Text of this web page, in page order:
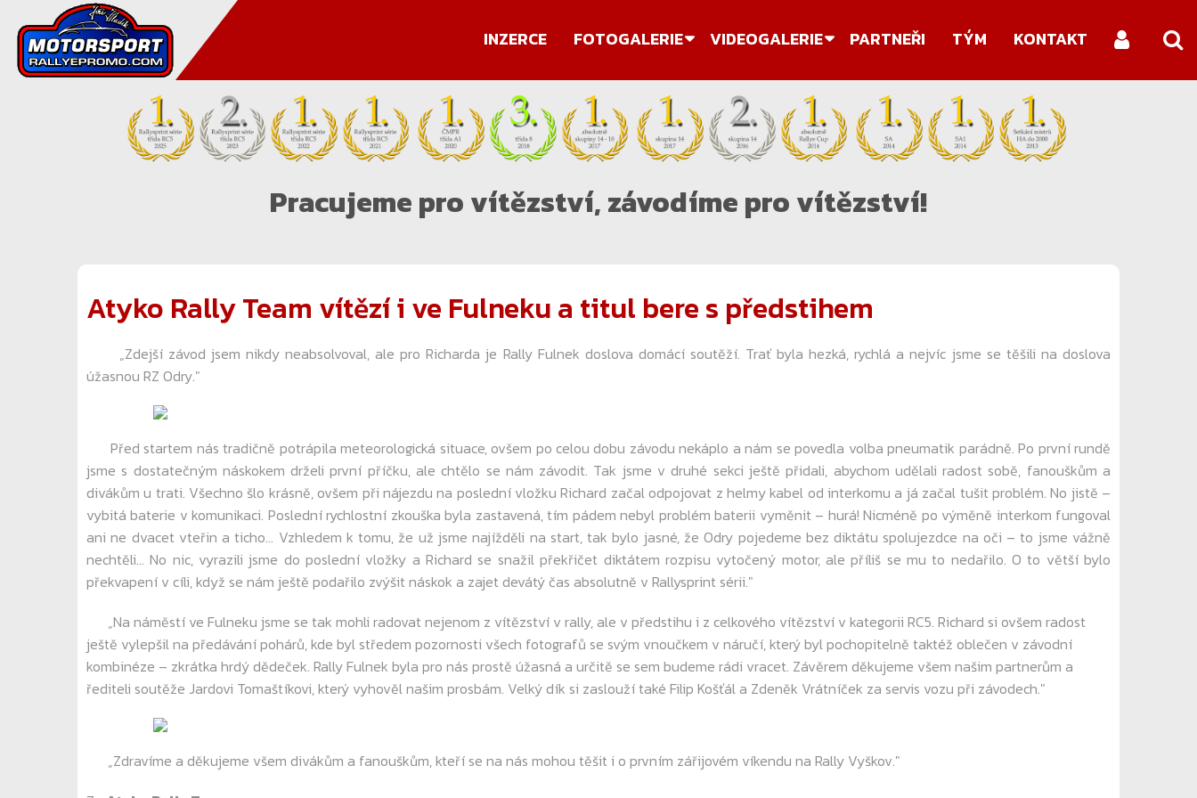
INZERCE FOTOGALERIE VIDEOGALERIE PARTNEŘI TÝM KONTAKT
Search
Pracujeme pro vítězství, závodíme pro vítězství!
Atyko Rally Team vítězí i ve Fulneku a titul bere s předstihem
„Zdejší závod jsem nikdy neabsolvoval, ale pro Richarda je Rally Fulnek doslova domácí soutěží. Trať byla hezká, rychlá a nejvíc jsme se těšili na doslova
úžasnou RZ Odry."
Před startem nás tradičně potrápila meteorologická situace, ovšem po celou dobu závodu nekáplo a nám se povedla volba pneumatik parádně. Po první rundě
jsme s dostatečným náskokem drželi první příčku, ale chtělo se nám závodit. Tak jsme v druhé sekci ještě přidali, abychom udělali radost sobě, fanouškům a
divákům u trati. Všechno šlo krásně, ovšem při nájezdu na poslední vložku Richard začal odpojovat z helmy kabel od interkomu a já začal tušit problém. No jistě –
vybitá baterie v komunikaci. Poslední rychlostní zkouška byla zastavená, tím pádem nebyl problém baterii vyměnit – hurá! Nicméně po výměně interkom fungoval
ani ne dvacet vteřin a ticho… Vzhledem k tomu, že už jsme najížděli na start, tak bylo jasné, že Odry pojedeme bez diktátu spolujezdce na oči – to jsme vážně
nechtěli… No nic, vyrazili jsme do poslední vložky a Richard se snažil překřičet diktátem rozpisu vytočený motor, ale příliš se mu to nedařilo. O to větší bylo
překvapení v cíli, když se nám ještě podařilo zvýšit náskok a zajet devátý čas absolutně v Rallysprint sérii."
„Na náměstí ve Fulneku jsme se tak mohli radovat nejenom z vítězství v rally, ale v předstihu i z celkového vítězství v kategorii RC5. Richard si ovšem radost
ještě vylepšil na předávání pohárů, kde byl středem pozornosti všech fotografů se svým vnoučkem v náručí, který byl pochopitelně taktéž oblečen v závodní
kombinéze – zkrátka hrdý dědeček. Rally Fulnek byla pro nás prostě úžasná a určitě se sem budeme rádi vracet. Závěrem děkujeme všem našim partnerům a
řediteli soutěže Jardovi Tomaštíkovi, který vyhověl našim prosbám. Velký dík si zaslouží také Filip Košťál a Zdeněk Vrátníček za servis vozu při závodech."
„Zdravíme a děkujeme všem divákům a fanouškům, kteří se na nás mohou těšit i o prvním zářijovém víkendu na Rally Vyškov."